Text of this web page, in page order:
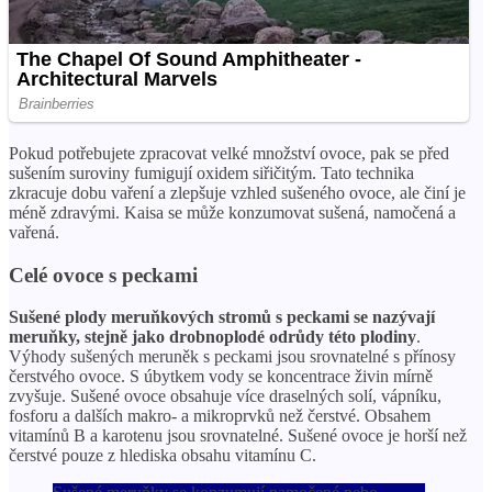
Pokud potřebujete zpracovat velké množství ovoce, pak se před
sušením suroviny fumigují oxidem siřičitým. Tato technika
zkracuje dobu vaření a zlepšuje vzhled sušeného ovoce, ale činí je
méně zdravými. Kaisa se může konzumovat sušená, namočená a
vařená.
Celé ovoce s peckami
Sušené plody meruňkových stromů s peckami se nazývají
meruňky, stejně jako drobnoplodé odrůdy této plodiny.
Výhody sušených meruněk s peckami jsou srovnatelné s přínosy
čerstvého ovoce. S úbytkem vody se koncentrace živin mírně
zvyšuje. Sušené ovoce obsahuje více draselných solí, vápníku,
fosforu a dalších makro- a mikroprvků než čerstvé. Obsahem
vitamínů B a karotenu jsou srovnatelné. Sušené ovoce je horší než
čerstvé pouze z hlediska obsahu vitamínu C.